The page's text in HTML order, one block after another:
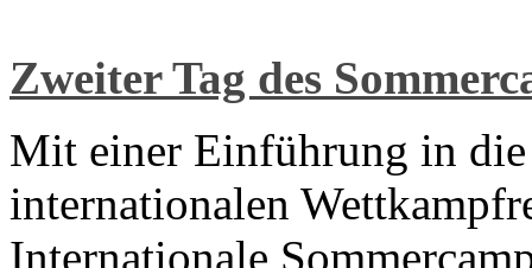
Zweiter Tag des
Mit einer Einführung in die
internationalen
Internationale